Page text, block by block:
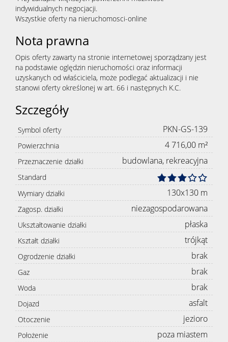
indywidualnych negocjacji.
Wszystkie oferty na nieruchomosci-online
Nota prawna
Opis oferty zawarty na stronie internetowej sporządzany jest
na podstawie oględzin nieruchomości oraz informacji
uzyskanych od właściciela, może podlegać aktualizacji i nie
stanowi oferty określonej w art. 66 i następnych K.C.
Szczegóły
Symbol oferty PKN-GS-139
Powierzchnia 4 716,00 m²
Przeznaczenie działki budowlana, rekreacyjna
Standard
Wymiary działki
130x130 m
Zagosp. działki niezagospodarowana
Ukształtowanie działki płaska
Kształt działki trójkąt
Ogrodzenie działki brak
Gaz brak
Woda brak
Dojazd asfalt
Otoczenie jezioro
Położenie poza miastem